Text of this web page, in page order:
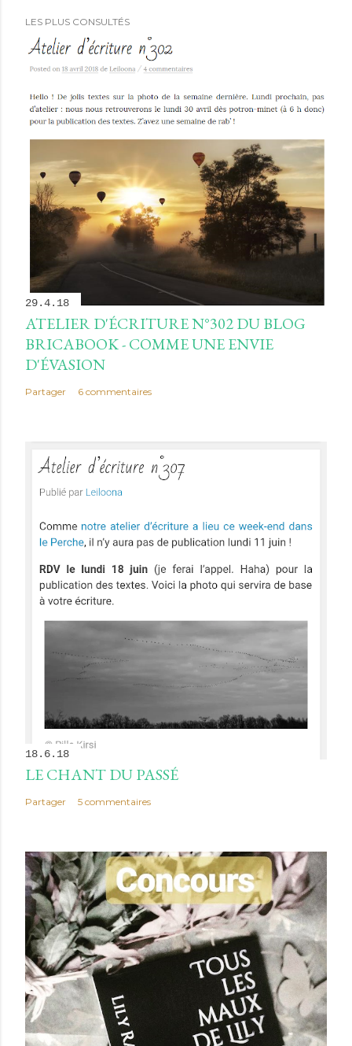
LES PLUS CONSULTÉS
29.4.18
ATELIER D'ÉCRITURE N°302 DU BLOG
BRICABOOK - COMME UNE ENVIE
D'ÉVASION
Partager 6 commentaires
18.6.18
LE CHANT DU PASSÉ
Partager 5 commentaires